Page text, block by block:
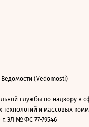
(Vedomosti)
службы по надзору в
и массовых
г. ЭЛ № ФС 77-79546